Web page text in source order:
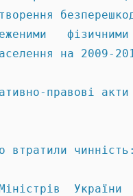
на 2009-
правові
втратили
Міністрів